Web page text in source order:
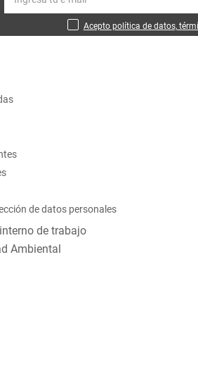
Acepto política de datos,
de datos personales
de trabajo
Ambiental